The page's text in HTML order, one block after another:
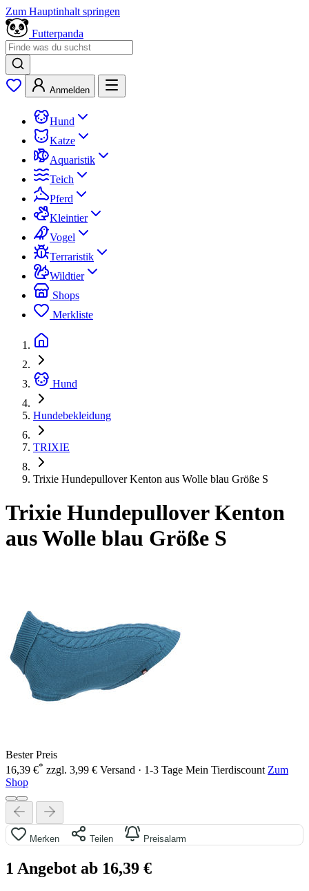
Zum Hauptinhalt springen
Futterpanda
Anmelden
Hund
Katze
Aquaristik
Teich
Pferd
Kleintier
Vogel
Terraristik
Wildtier
Shops
Merkliste
Hund
Hundebekleidung
TRIXIE
Trixie Hundepullover Kenton aus Wolle blau Größe S
Trixie Hundepullover Kenton
aus Wolle blau Größe S
Bester Preis
16,39 €* zzgl. 3,99 € Versand · 1-3 Tage Mein Tierdiscount Zum
Shop
Merken Teilen Preisalarm
1 Angebot ab 16,39 €